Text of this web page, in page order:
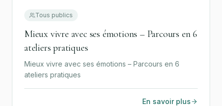
Tous publics
Mieux vivre avec ses émotions – Parcours en 6
ateliers pratiques
Mieux vivre avec ses émotions – Parcours en 6
ateliers pratiques
En savoir plus